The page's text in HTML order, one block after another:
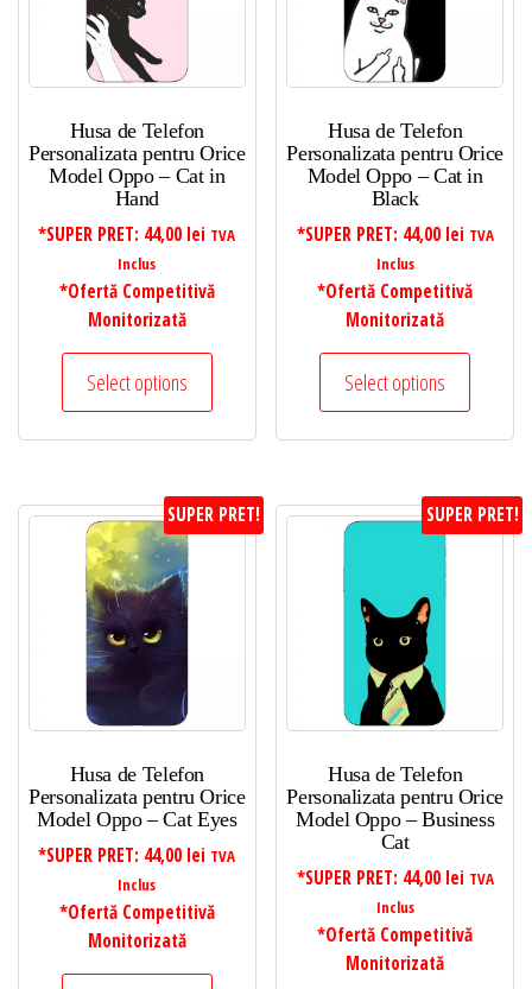
Husa de Telefon
Personalizata pentru Orice
Model Oppo – Cat in
Hand
*SUPER PRET: 44,00 lei TVA
Inclus
*Ofertă Competitivă
Monitorizată
Select options
Husa de Telefon
Personalizata pentru Orice
Model Oppo – Cat in
Black
*SUPER PRET: 44,00 lei TVA
Inclus
*Ofertă Competitivă
Monitorizată
Select options
SUPER PRET!
Husa de Telefon
Personalizata pentru Orice
Model Oppo – Cat Eyes
*SUPER PRET: 44,00 lei TVA
Inclus
*Ofertă Competitivă
Monitorizată
SUPER PRET!
Husa de Telefon
Personalizata pentru Orice
Model Oppo – Business
Cat
*SUPER PRET: 44,00 lei TVA
Inclus
*Ofertă Competitivă
Monitorizată